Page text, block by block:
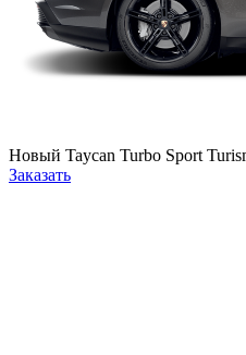
Новый Taycan Turbo Sport
Заказать